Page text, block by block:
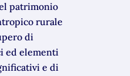
patrimonio
rurale
di
ed elementi
e di